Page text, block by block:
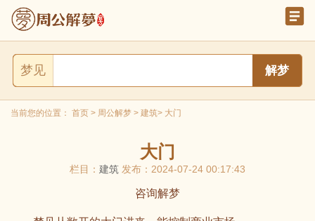
梦见
当前您的位置： 首页 > 周公解梦 > 建筑> 大门
大门
栏目： 建筑 发布：2024-07-24 00:17:43
咨询解梦